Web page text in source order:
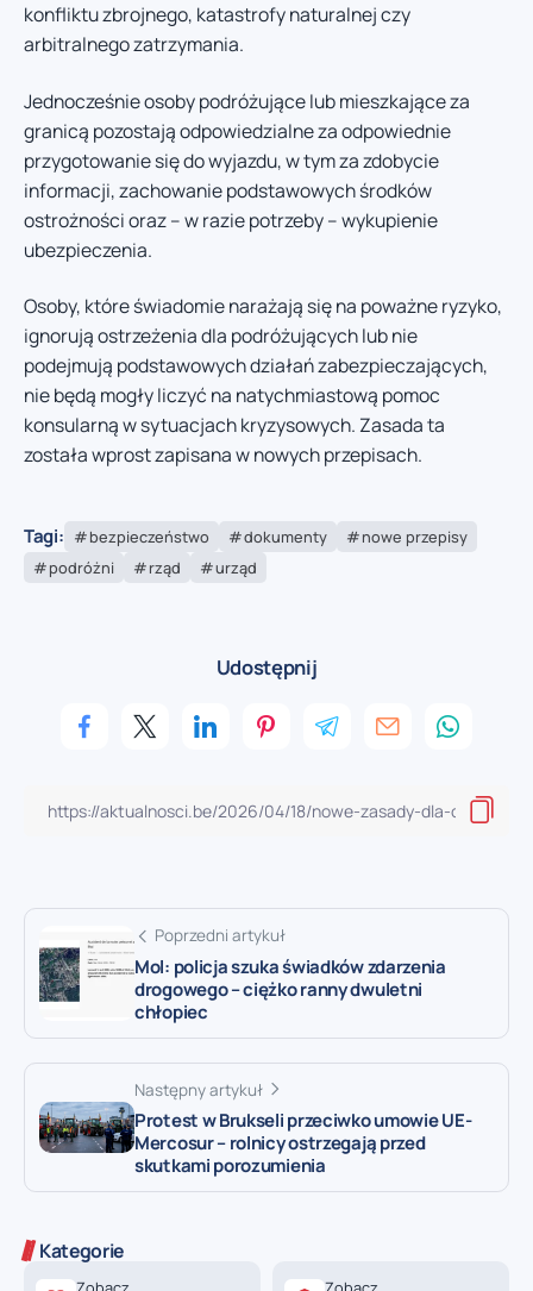
konfliktu zbrojnego, katastrofy naturalnej czy
arbitralnego zatrzymania.
Jednocześnie osoby podróżujące lub mieszkające za
granicą pozostają odpowiedzialne za odpowiednie
przygotowanie się do wyjazdu, w tym za zdobycie
informacji, zachowanie podstawowych środków
ostrożności oraz – w razie potrzeby – wykupienie
ubezpieczenia.
Osoby, które świadomie narażają się na poważne ryzyko,
ignorują ostrzeżenia dla podróżujących lub nie
podejmują podstawowych działań zabezpieczających,
nie będą mogły liczyć na natychmiastową pomoc
konsularną w sytuacjach kryzysowych. Zasada ta
została wprost zapisana w nowych przepisach.
Tagi: bezpieczeństwo dokumenty
nowe przepisy
podróżni
rząd urząd
Udostępnij
Poprzedni artykuł
Mol: policja szuka świadków zdarzenia
drogowego – ciężko ranny dwuletni
chłopiec
Następny artykuł
Protest w Brukseli przeciwko umowie UE-
Mercosur – rolnicy ostrzegają przed
skutkami porozumienia
Kategorie